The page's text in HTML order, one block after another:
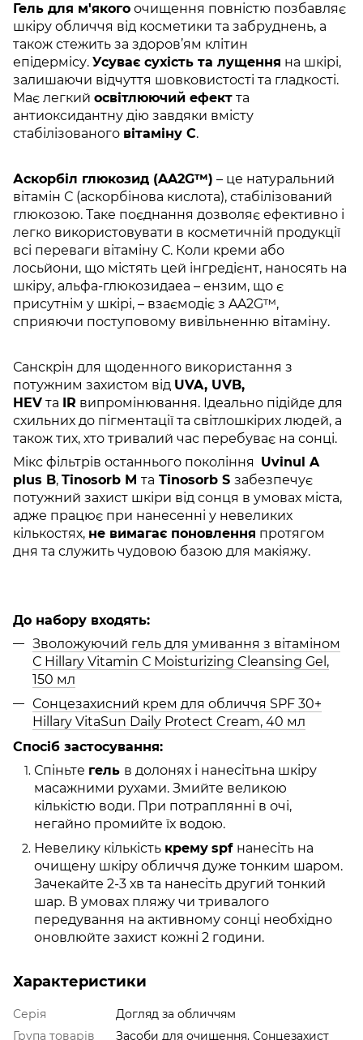
Гель для м'якого очищення повністю позбавляє
шкіру обличчя від косметики та забруднень, а
також стежить за здоров’ям клітин
епідермісу. Усуває сухість та лущення на шкірі,
залишаючи відчуття шовковистості та гладкості.
Має легкий освітлюючий ефект та
антиоксидантну дію завдяки вмісту
стабілізованого вітаміну С.
Аскорбіл глюкозид (AA2G™) – це натуральний
вітамін С (аскорбінова кислота), стабілізований
глюкозою. Таке поєднання дозволяє ефективно і
легко використовувати в косметичній продукції
всі переваги вітаміну С. Коли креми або
лосьйони, що містять цей інгредієнт, наносять на
шкіру, альфа-глюкозидаеа – ензим, що є
присутнім у шкірі, – взаємодіє з AA2G™,
сприяючи поступовому вивільненню вітаміну.
Санскрін для щоденного використання з
потужним захистом від UVA, UVB,
HEV та IR випромінювання. Ідеально підійде для
схильних до пігментації та світлошкірих людей, а
також тих, хто тривалий час перебуває на сонці.
Мікс фільтрів останнього покоління Uvinul A
plus B, Tinosorb М та Tinosorb S забезпечує
потужний захист шкіри від сонця в умовах міста,
адже працює при нанесенні у невеликих
кількостях, не вимагає поновлення протягом
дня та служить чудовою базою для макіяжу.
До набору входять:
Зволожуючий гель для умивання з вітаміном
С Hillary Vitamin С Мoisturizing Cleansing Gel,
150 мл
Сонцезахисний крем для обличчя SPF 30+
Hillary VitaSun Daily Protect Cream, 40 мл
Спосіб застосування:
Спіньте гель в долонях і нанесітьна шкіру
масажними рухами. Змийте великою
кількістю води. При потраплянні в очі,
негайно промийте їх водою.
Невелику кількість крему spf нанесіть на
очищену шкіру обличчя дуже тонким шаром.
Зачекайте 2-3 хв та нанесіть другий тонкий
шар. В умовах пляжу чи тривалого
передування на активному сонці необхідно
оновлюйте захист кожні 2 години.
Характеристики
Серія
Догляд за обличчям
Група товарів
Засоби для очищення, Сонцезахист